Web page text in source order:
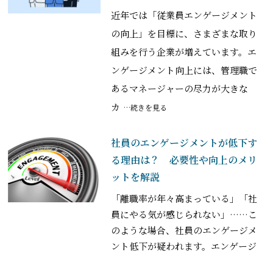
近年では「従業員エンゲージメント
の向上」を目標に、さまざまな取り
組みを行う企業が増えています。エ
ンゲージメント向上には、管理職で
あるマネージャーの尽力が大きな
カ …続きを見る
社員のエンゲージメントが低下す
る理由は？ 必要性や向上のメリ
ットを解説
「離職率が年々高まっている」「社
員にやる気が感じられない」……こ
のような場合、社員のエンゲージメ
ント低下が疑われます。エンゲージ